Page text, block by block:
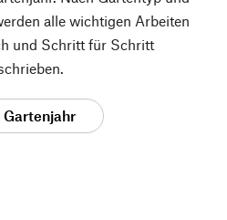
alle wichtigen Arbeiten
und Schritt für Schritt
Gartenjahr